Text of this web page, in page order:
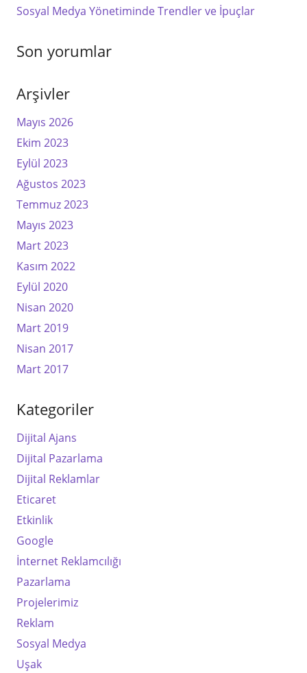
Sosyal Medya Yönetiminde Trendler ve İpuçlar
Son yorumlar
Arşivler
Mayıs 2026
Ekim 2023
Eylül 2023
Ağustos 2023
Temmuz 2023
Mayıs 2023
Mart 2023
Kasım 2022
Eylül 2020
Nisan 2020
Mart 2019
Nisan 2017
Mart 2017
Kategoriler
Dijital Ajans
Dijital Pazarlama
Dijital Reklamlar
Eticaret
Etkinlik
Google
İnternet Reklamcılığı
Pazarlama
Projelerimiz
Reklam
Sosyal Medya
Uşak